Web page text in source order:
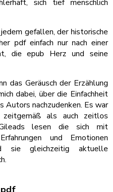
sich tief menschlich
gefallen, der historische
pdf einfach nur nach einer
die epub Herz und seine
das Geräusch der Erzählung
dabei, über die Einfachheit
Autors nachzudenken. Es war
als auch zeitlos
lesen die sich mit
und Emotionen
sie gleichzeitig aktuelle